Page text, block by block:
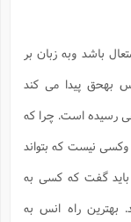
باشد وبه زبان بر
بهحق پیدا می کند
رسیده است. چرا که
نیست که بتواند
گفت که کسی به
راه انس به